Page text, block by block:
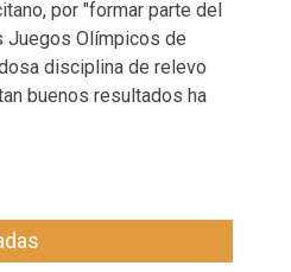
por "formar parte del
Juegos Olímpicos de
disciplina de relevo
buenos resultados ha